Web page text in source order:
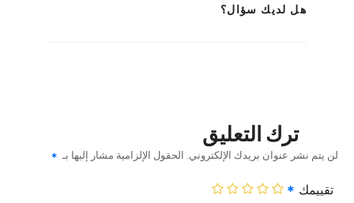
هل لديك سؤال؟
ترك التعليق
لن يتم نشر عنوان بريدك الإلكتروني. الحقول الإلزامية مشار إليها بـ
تقييمك